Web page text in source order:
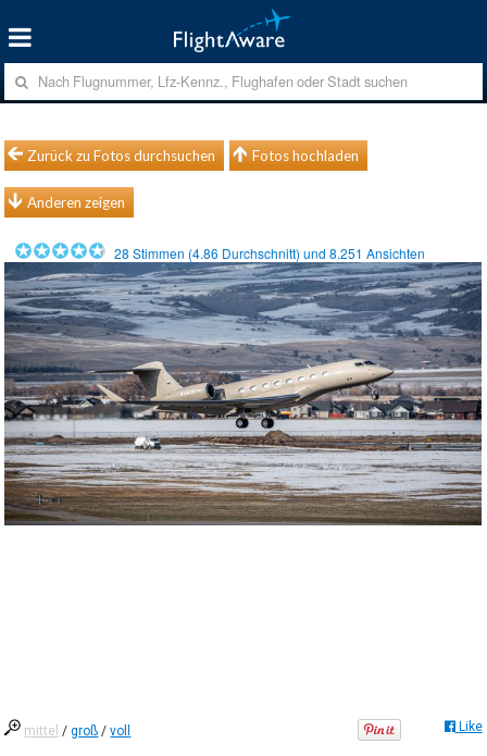
Zurück zu Fotos durchsuchen Fotos hochladen
Anderen zeigen
28 Stimmen (4.86 Durchschnitt) und8.251 Ansichten
mittel /groß /voll Like